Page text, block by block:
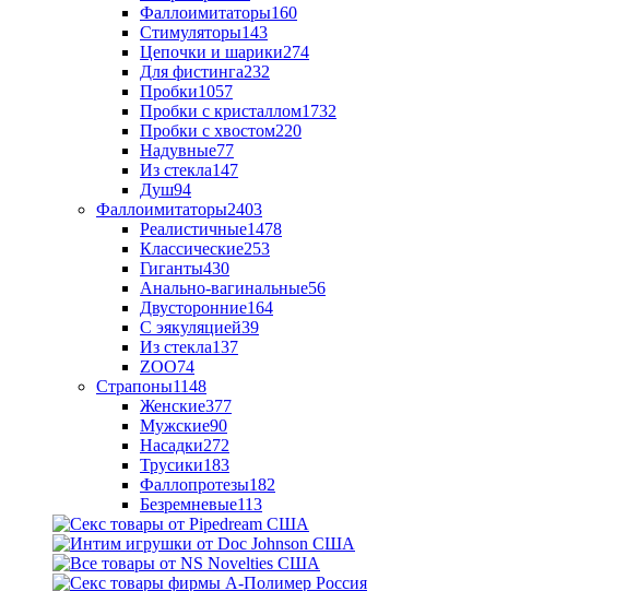
Фаллоимитаторы160
Стимуляторы143
Цепочки и шарики274
Для фистинга232
Пробки1057
Пробки с кристаллом1732
Пробки с хвостом220
Надувные77
Из стекла147
Душ94
Фаллоимитаторы2403
Реалистичные1478
Классические253
Гиганты430
Анально-вагинальные56
Двусторонние164
С эякуляцией39
Из стекла137
ZOO74
Страпоны1148
Женские377
Мужские90
Насадки272
Трусики183
Фаллопротезы182
Безремневые113